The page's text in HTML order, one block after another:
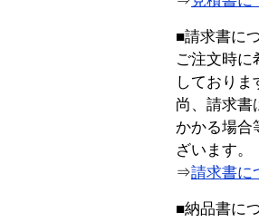
■請求書に
ご注文時に
しておりま
尚、請求書
かかる場合
ざいます。
⇒請求書に
■納品書に